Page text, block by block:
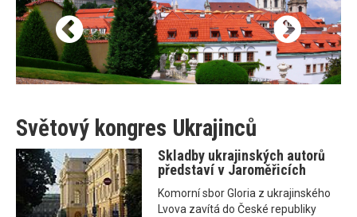
Světový kongres Ukrajinců
Skladby ukrajinských autorů
představí v Jaroměřicích
Komorní sbor Gloria z ukrajinského
Lvova zavítá do České republiky